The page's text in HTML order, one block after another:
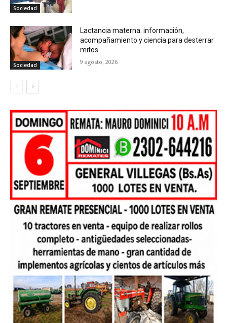
Sociedad
Sociedad
Lactancia materna: información,
acompañamiento y ciencia para desterrar
mitos
9 agosto, 2026